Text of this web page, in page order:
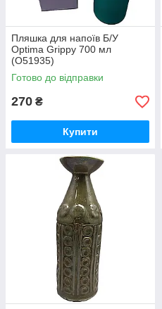
Пляшка для напоїв Б/У
Optima Grippy 700 мл
(O51935)
Готово до відправки
270 ₴
Купити